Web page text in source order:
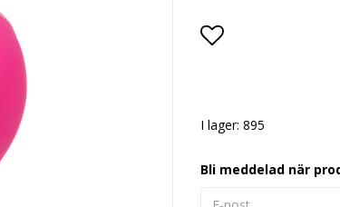
I lager: 895
Bli meddelad när